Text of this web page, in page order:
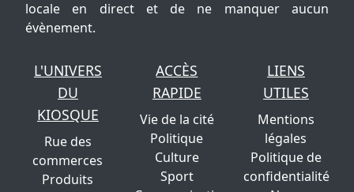
locale en direct et de ne manquer aucun
évènement.
L'UNIVERS
DU
KIOSQUE
Rue des
commerces
Produits
ACCÈS
RAPIDE
Vie de la cité
Politique
Culture
Sport
LIENS
UTILES
Mentions
légales
Politique de
confidentialité